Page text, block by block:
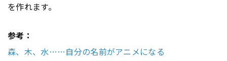
を作れます。
参考：
森、木、水……自分の名前がアニメになる